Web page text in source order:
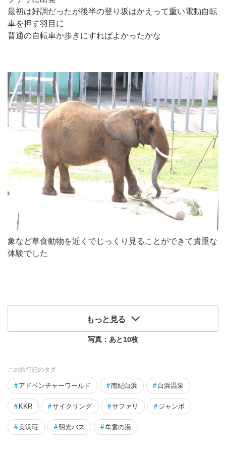
最初は好調だったが後半の登り坂はかえって重い電動自転
車を押す羽目に
普通の自転車か歩きにすればよかったかな
象など草食動物を近くでじっくり見ることができて貴重な
体験でした
もっと見る
写真：あと10枚
この旅行記のタグ
# アドベンチャーワールド #南紀白浜 # 白浜温泉
# KKR #サイクリング #サファリ # ジャンボ
#美浜荘 # 明光バス #牟婁の湯